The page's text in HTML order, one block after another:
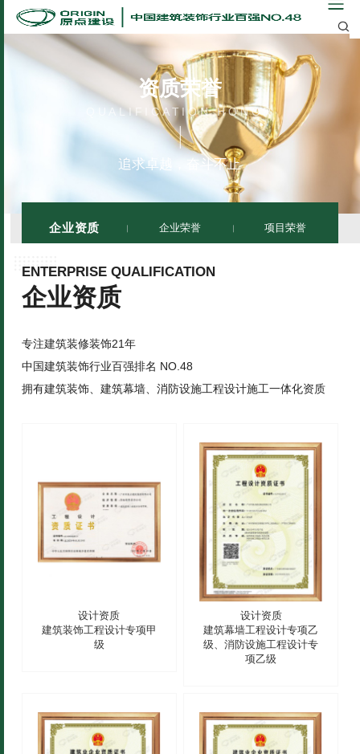
资质荣誉
QUALIFICATION HONOR
追求卓越，奋斗不止
企业资质 企业荣誉 项目荣誉
ENTERPRISE QUALIFICATION
企业资质
专注建筑装修装饰21年
中国建筑装饰行业百强排名 NO.48
拥有建筑装饰、建筑幕墙、消防设施工程设计施工一体化资质
设计资质
建筑装饰工程设计专项甲
级
设计资质
建筑幕墙工程设计专项乙
级、消防设施工程设计专
项乙级